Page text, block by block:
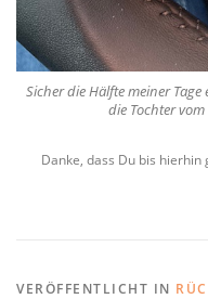
Sicher die Hälfte meiner
die Tochter
Danke, dass Du bis
VERÖFFENTLICHT IN